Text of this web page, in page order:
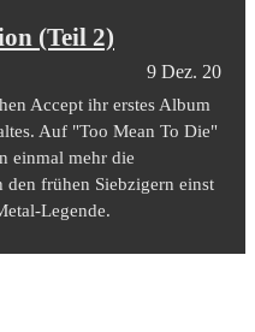
(Teil 2)
9 Dez. 20
Accept ihr erstes Album
Auf "Too Mean To Die"
einmal mehr die
den frühen Siebzigern einst
Legende.